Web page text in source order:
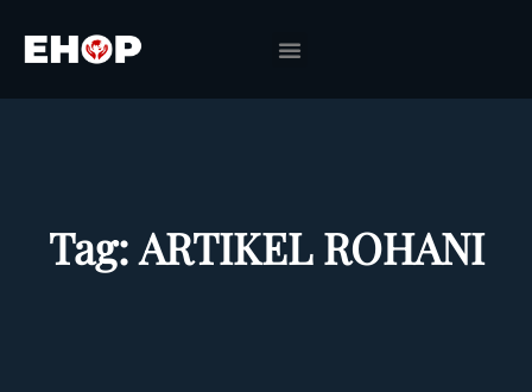
Tag:ARTIKEL ROHANI